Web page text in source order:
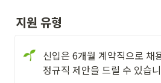
지원 유형
신입은 6개월 계약직으로 채
정규직 제안을 드릴 수 있습